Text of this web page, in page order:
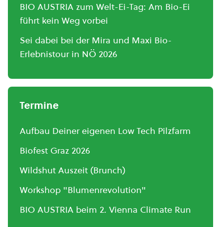
BIO AUSTRIA zum Welt-Ei-Tag: Am Bio-Ei
führt kein Weg vorbei
Sei dabei bei der Mira und Maxi Bio-
Erlebnistour in NÖ 2026
Termine
Aufbau Deiner eigenen Low Tech Pilzfarm
Biofest Graz 2026
Wildshut Auszeit (Brunch)
Workshop "Blumenrevolution"
BIO AUSTRIA beim 2. Vienna Climate Run